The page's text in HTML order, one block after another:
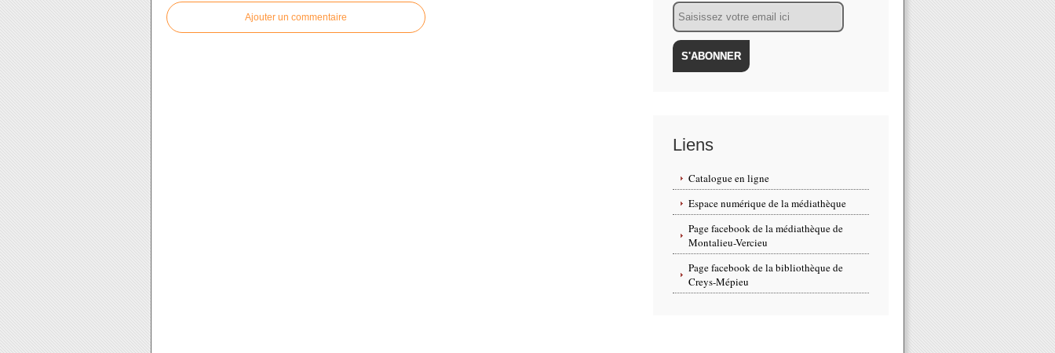
Ajouter un commentaire
Email
Liens
Catalogue en ligne
Espace numérique de la médiathèque
Page facebook de la médiathèque de
Montalieu-Vercieu
Page facebook de la bibliothèque de
Creys-Mépieu